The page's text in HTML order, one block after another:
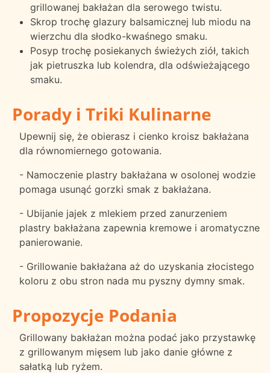
grillowanej bakłażan dla serowego twistu.
Skrop trochę glazury balsamicznej lub miodu na
wierzchu dla słodko-kwaśnego smaku.
Posyp trochę posiekanych świeżych ziół, takich
jak pietruszka lub kolendra, dla odświeżającego
smaku.
Porady i Triki Kulinarne
Upewnij się, że obierasz i cienko kroisz bakłażana
dla równomiernego gotowania.
- Namoczenie plastry bakłażana w osolonej wodzie
pomaga usunąć gorzki smak z bakłażana.
- Ubijanie jajek z mlekiem przed zanurzeniem
plastry bakłażana zapewnia kremowe i aromatyczne
panierowanie.
- Grillowanie bakłażana aż do uzyskania złocistego
koloru z obu stron nada mu pyszny dymny smak.
Propozycje Podania
Grillowany bakłażan można podać jako przystawkę
z grillowanym mięsem lub jako danie główne z
sałatką lub ryżem.